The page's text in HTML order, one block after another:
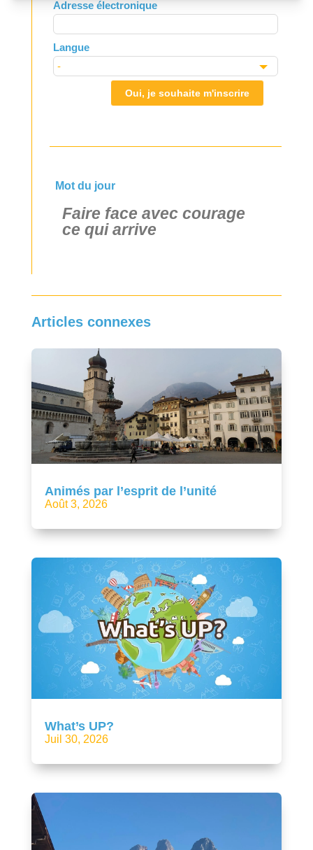
blank
Adresse électronique
Langue
Oui, je souhaite m'inscrire
Mot du jour
Faire face avec courage
ce qui arrive
Articles connexes
Animés par l’esprit de l’unité
Août 3, 2026
What’s UP?
Juil 30, 2026